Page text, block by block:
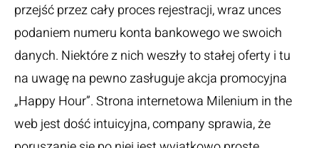
przejść przez cały proces rejestracji, wraz unces
podaniem numeru konta bankowego we swoich
danych. Niektóre z nich weszły to stałej oferty i tu
na uwagę na pewno zasługuje akcja promocyjna
„Happy Hour”. Strona internetowa Milenium in the
web jest dość intuicyjna, company sprawia, że